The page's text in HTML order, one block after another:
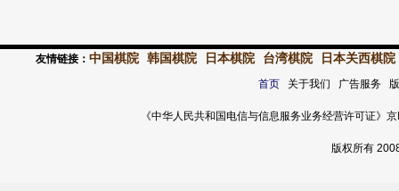
友情链接： 中国棋院 韩国棋院 日本棋院 台湾棋院 日本关西棋院
首页关于我们 广告服务
《中华人民共和国电信与信息服务业务经营许可证
版权所有